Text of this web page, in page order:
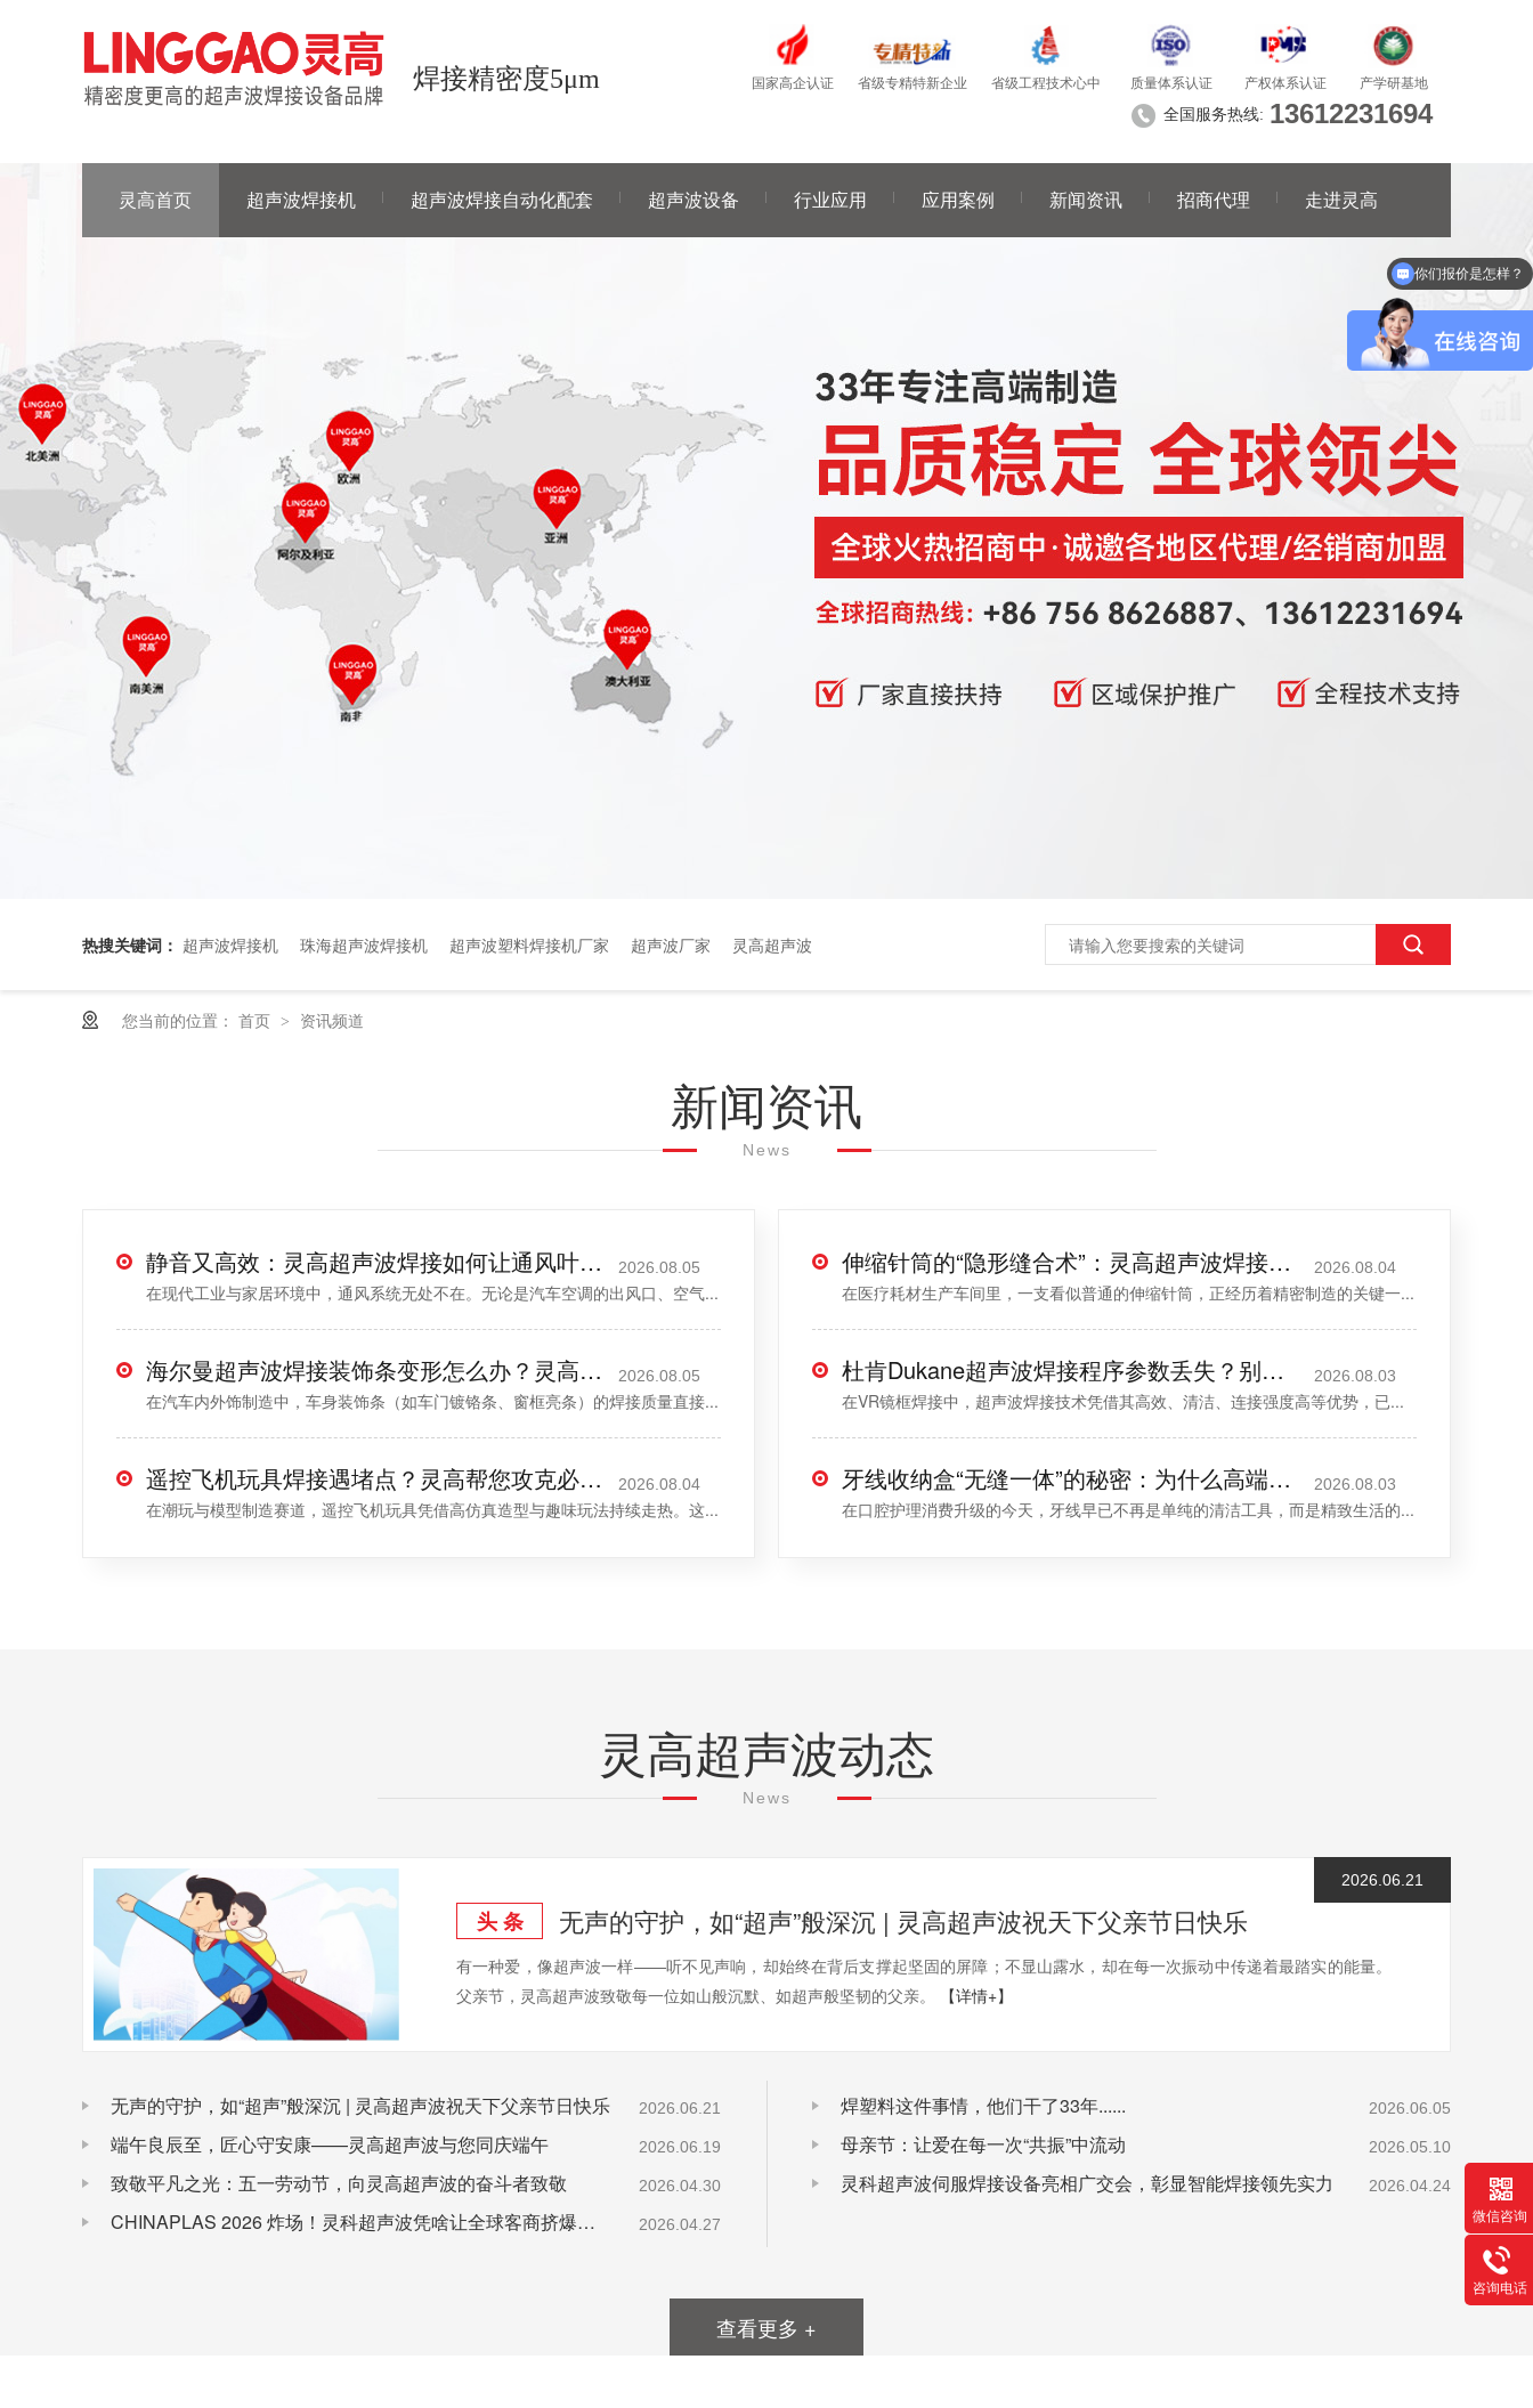
焊接精密度5μm 国家高企认证 省级专精特新企业 省级工程技术心中 质量体系认证 产权体系认证 产学研基地
全国服务热线: 13612231694
灵高首页 超声波焊接机 超声波焊接自动化配套 超声波设备 行业应用 应用案例 新闻资讯 招商代理 走进灵高
热搜关键词： 超声波焊接机 珠海超声波焊接机 超声波塑料焊接机厂家 超声波厂家 灵高超声波
您当前的位置： 首页 > 资讯频道
新闻资讯
News
静音又高效：灵高超声波焊接如何让通风叶片“脱胎换骨”？ 2026.08.05
在现代工业与家居环境中，通风系统无处不在。无论是汽车空调的出风口、空气...
海尔曼超声波焊接装饰条变形怎么办？灵高“四步法”精准修复 2026.08.05
在汽车内外饰制造中，车身装饰条（如车门镀铬条、窗框亮条）的焊接质量直接...
遥控飞机玩具焊接遇堵点？灵高帮您攻克必能信焊接设备冷却难题 2026.08.04
在潮玩与模型制造赛道，遥控飞机玩具凭借高仿真造型与趣味玩法持续走热。这...
伸缩针筒的“隐形缝合术”：灵高超声波焊接如何重塑医疗包装品质？ 2026.08.04
在医疗耗材生产车间里，一支看似普通的伸缩针筒，正经历着精密制造的关键一...
杜肯Dukane超声波焊接程序参数丢失？别慌，看这里！ 2026.08.03
在VR镜框焊接中，超声波焊接技术凭借其高效、清洁、连接强度高等优势，已...
牙线收纳盒“无缝一体”的秘密：为什么高端品牌都在用超声波焊接？ 2026.08.03
在口腔护理消费升级的今天，牙线早已不再是单纯的清洁工具，而是精致生活的...
灵高超声波动态
News
2026.06.21
头 条 无声的守护，如“超声”般深沉 | 灵高超声波祝天下父亲节日快乐
有一种爱，像超声波一样——听不见声响，却始终在背后支撑起坚固的屏障；不显山露水，却在每一次振动中传递着最踏实的能量。
父亲节，灵高超声波致敬每一位如山般沉默、如超声般坚韧的父亲。
【详情+】
无声的守护，如“超声”般深沉 | 灵高超声波祝天下父亲节日快乐 2026.06.21
端午良辰至，匠心守安康——灵高超声波与您同庆端午 2026.06.19
焊塑料这件事情，他们干了33年...... 2026.06.05
母亲节：让爱在每一次“共振”中流动 2026.05.10
致敬平凡之光：五一劳动节，向灵高超声波的奋斗者致敬 2026.04.30
CHINAPLAS 2026 炸场！灵科超声波凭啥让全球客商挤爆展位？ 2026.04.27
灵科超声波伺服焊接设备亮相广交会，彰显智能焊接领先实力 2026.04.24
查看更多 +
微信咨询
咨询电话
你们报价是怎样？